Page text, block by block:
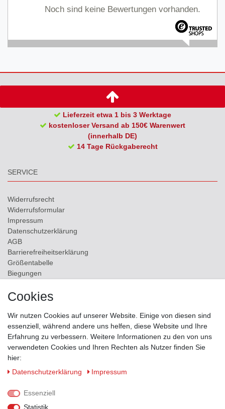
Noch sind keine Bewertungen vorhanden.
Lieferzeit etwa 1 bis 3 Werktage
kostenloser Versand ab 150€ Warenwert
(innerhalb DE)
14 Tage Rückgaberecht
SERVICE
Widerrufs­recht
Widerrufs­formular
Impressum
Daten­schutz­erklärung
AGB
Barrierefreiheitserklärung
Größentabelle
Biegungen
Kontakt
ZAHLUNGSMÖGLICHKEITEN
Cookies
Wir nutzen Cookies auf unserer Website. Einige von diesen sind
essenziell, während andere uns helfen, diese Website und Ihre
Erfahrung zu verbessern. Weitere Informationen zu den von uns
verwendeten Cookies und Ihren Rechten als Nutzer finden Sie
hier:
Daten­schutz­erklärung
Impressum
Essenziell
Statistik